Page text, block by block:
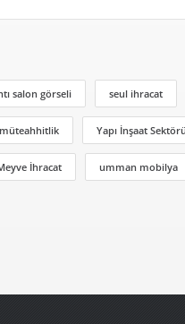
salon görseli seul ihracat
Yapı İnşaat Sektörü
İhracat umman mobilya